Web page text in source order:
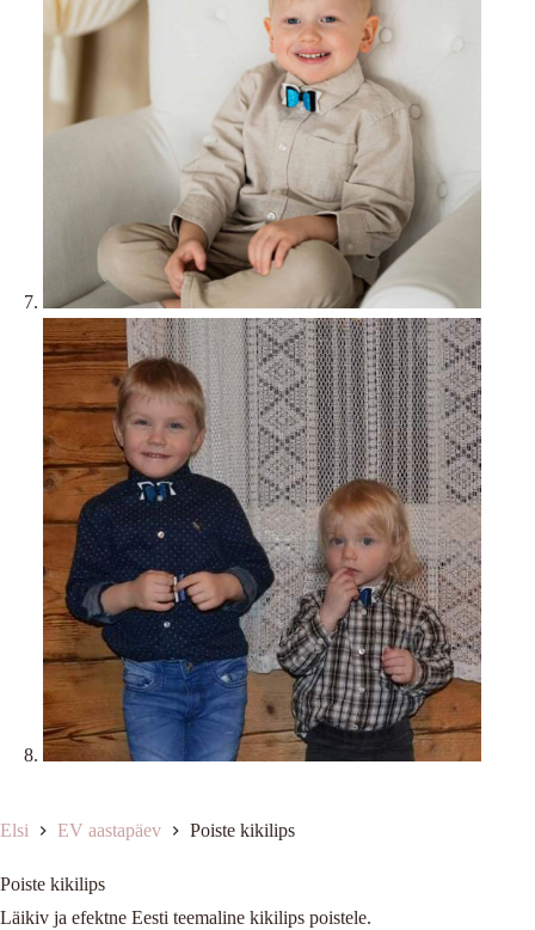
Elsi EV aastapäev Poiste kikilips
Poiste kikilips
Läikiv ja efektne Eesti teemaline kikilips poistele.